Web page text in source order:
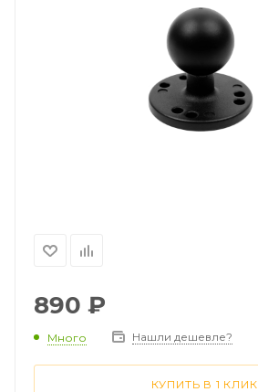
890 ₽
Много Нашли дешевле?
КУПИТЬ В 1 КЛИК